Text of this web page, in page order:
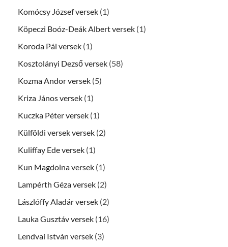
Komócsy József versek (1)
Köpeczi Boóz-Deák Albert versek (1)
Koroda Pál versek (1)
Kosztolányi Dezső versek (58)
Kozma Andor versek (5)
Kriza János versek (1)
Kuczka Péter versek (1)
Külföldi versek versek (2)
Kuliffay Ede versek (1)
Kun Magdolna versek (1)
Lampérth Géza versek (2)
Lászlóffy Aladár versek (2)
Lauka Gusztáv versek (16)
Lendvai István versek (3)